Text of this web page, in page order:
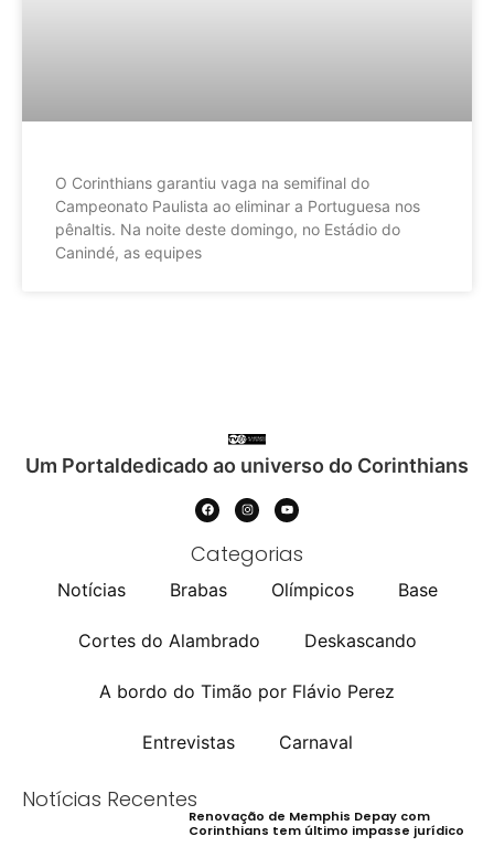
O Corinthians garantiu vaga na semifinal do
Campeonato Paulista ao eliminar a Portuguesa nos
pênaltis. Na noite deste domingo, no Estádio do
Canindé, as equipes
Um Portaldedicado ao universo do Corinthians
Categorias
Notícias Brabas Olímpicos Base
Cortes do Alambrado Deskascando
A bordo do Timão por Flávio Perez
Entrevistas Carnaval
Notícias Recentes
Renovação de Memphis Depay com
Corinthians tem último impasse jurídico